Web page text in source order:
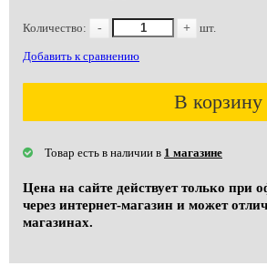
Количество: - + шт.
Добавить к сравнению
В корзину
Товар есть в наличии в 1 магазине
Цена на сайте действует только при
через интернет-магазин и может
магазинах.